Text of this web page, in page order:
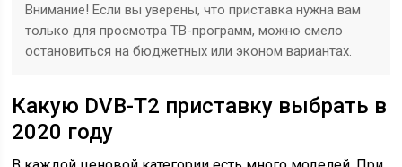
Внимание! Если вы уверены, что приставка нужна вам
только для просмотра ТВ-программ, можно смело
остановиться на бюджетных или эконом вариантах.
Какую DVB-T2 приставку выбрать в
2020 году